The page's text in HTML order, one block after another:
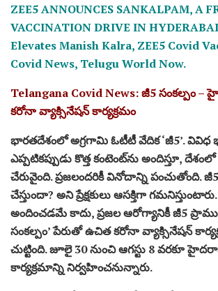
ZEE5 ANNOUNCES SANKALPAM, A
VACCINATION DRIVE IN
Elevates Manish Kalra, ZEE5 Covid
Covid News, Telugu World Now.
Telangana Covid News: జీ5 సంకల్పం
కరోనా వ్యాక్సినేషన్‌ కార్యక్రమం
భారతదేశంలో అగ్రగామి ఓటీటీ వేదిక ‘జీ5’.
ఎప్పటికప్పుడు కొత్త కంటెంట్‌ను అందిస్తూ,
చేరువైంది. ప్రజలందరికీ వినోదాన్ని పంచుతోంది. జీ5
చేస్తుందా? అని ప్రేక్షకులు ఆసక్తిగా
అందించడమే కాదు, ప్రజల ఆరోగ్యానికీ జీ5
సంకల్పం’ పేరుతో ఉచిత కరోనా వ్యాక్సినేషన్‌
చుట్టింది. జూలై 30 నుంచి ఆగస్టు 8 వరకూ
కార్యక్రమాన్ని నిర్వహించనున్నారు.